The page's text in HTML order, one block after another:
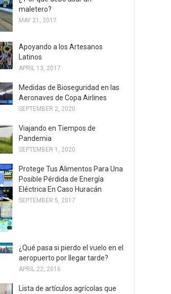
maletero?
MAY 21, 2017
Apoyando a los Artesanos
Latinos
APRIL 13, 2017
Medidas de Bioseguridad en las
Aeronaves de Copa Airlines
SEPTEMBER 2, 2020
Viajando en Tiempos de
Pandemia
SEPTEMBER 1, 2020
Protege Tus Alimentos Para Una
Posible Pérdida de Energía
Eléctrica En Caso Huracán
SEPTEMBER 5, 2017
¿Qué pasa si pierdo el vuelo en el
aeropuerto por llegar tarde?
APRIL 22, 2016
Lista de artículos agrícolas que